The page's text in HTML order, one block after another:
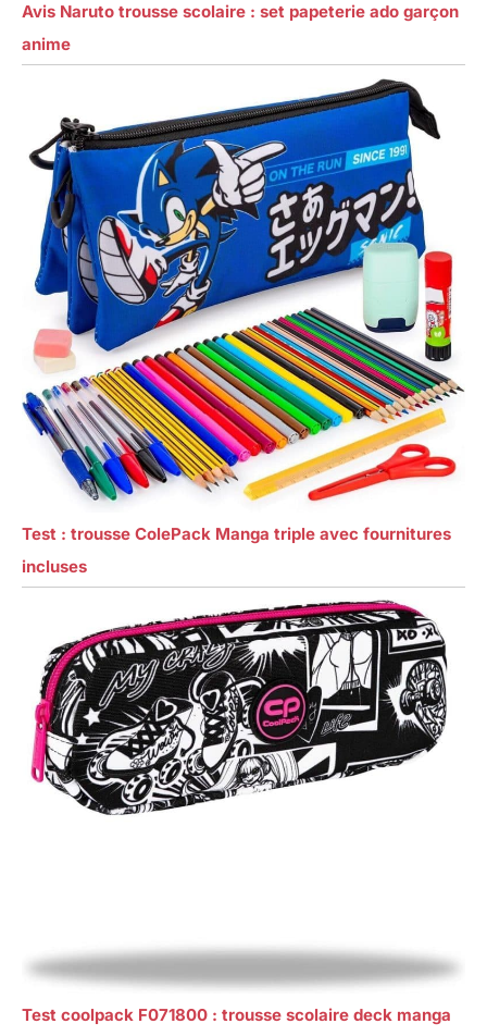
Avis Naruto trousse scolaire : set papeterie ado garçon
anime
Test : trousse ColePack Manga triple avec fournitures
incluses
Test coolpack F071800 : trousse scolaire deck manga